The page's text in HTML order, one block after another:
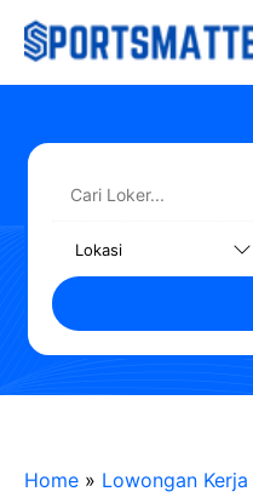
Langsung
Home » Lowongan Kerja